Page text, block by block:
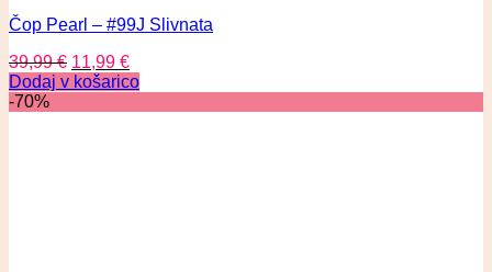
Čop Pearl – #99J Slivnata
39,99€ 11,99 €
Dodaj v košarico
-70%